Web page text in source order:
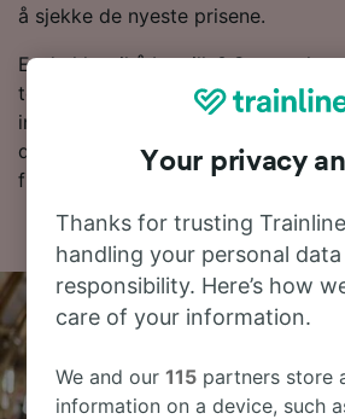
å sjekke de nyeste prisene.
Er du klar til å bestille? Start søket
togbilletter hos oss i dag. Les
informasjon, inkludert rutetabellen
dagens første og siste tog, samt
finner togbilletter til en lav pris.
Your privacy
Thanks for trusting
handling your personal data
responsibility. Here’s how
care of your information.
We and our115 partners store
information on a device, such